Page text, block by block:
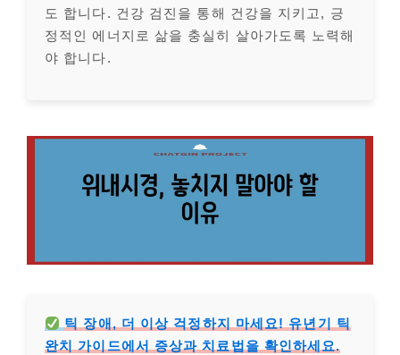
도 합니다. 건강 검진을 통해 건강을 지키고, 긍
정적인 에너지로 삶을 충실히 살아가도록 노력해
야 합니다.
틱 장애, 더 이상 걱정하지 마세요! 유년기 틱
완치 가이드에서 증상과 치료법을 확인하세요.